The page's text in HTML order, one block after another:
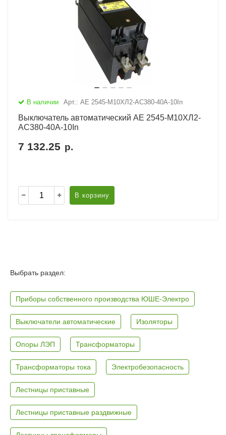
В наличии Арт.: АЕ 2545-М10ХЛ2-AC380-40А-10In
Выключатель автоматический АЕ 2545-М10ХЛ2-
AC380-40А-10In
7 132.25 р.
В корзину
Выбрать раздел:
Приборы собственного производства ЮШЕ-Электро
Выключатели автоматические Изоляторы
Опоры ЛЭП Трансформаторы
Трансформаторы тока Электробезопасность
Лестницы приставные
Лестницы приставные раздвижные